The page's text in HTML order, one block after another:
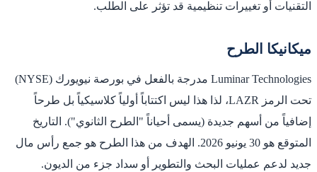
التقنيات أو تغييرات تنظيمية قد تؤثر على الطلب.
ميكانيكا الطرح
Luminar Technologies مدرجة بالفعل في بورصة نيويورك (NYSE)
تحت الرمز LAZR، لذا هذا ليس اكتتاباً أولياً كلاسيكياً بل طرحاً
إضافياً من أسهم جديدة (يسمى أحياناً "الطرح الثانوي"). التاريخ
المتوقع هو 30 يونيو 2026. الهدف من هذا الطرح هو جمع رأس مال
جديد لدعم عمليات البحث والتطوير أو سداد جزء من الديون.